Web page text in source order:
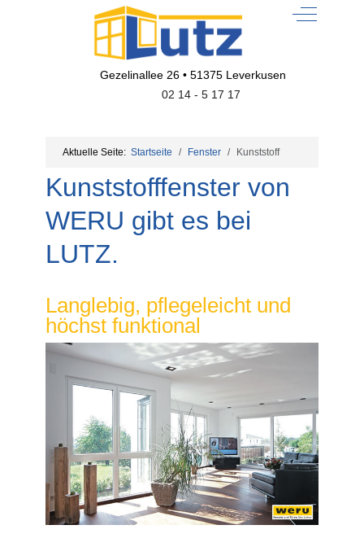
Off-
Gezelinallee 26 • 51375 Leverkusen
02 14 - 5 17 17
Aktuelle Seite: Startseite Fenster Kunststoff
Kunststofffenster von
WERU gibt es bei
LUTZ.
Langlebig, pflegeleicht und
höchst funktional